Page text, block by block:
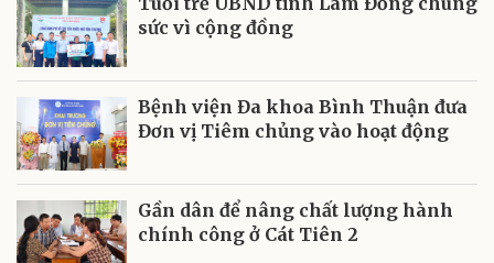
sức vì cộng đồng
Bệnh viện Đa khoa Bình Thuận đưa
Đơn vị Tiêm chủng vào hoạt động
Gần dân để nâng chất lượng hành
chính công ở Cát Tiên 2